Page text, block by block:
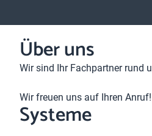
Über uns
Wir sind Ihr Fachpartner rund
Wir freuen uns auf Ihren Anruf!
Systeme